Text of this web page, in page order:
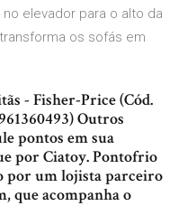
elevador para o alto da
os sofás em
- Fisher-Price (Cód.
Outros
pontos em sua
por Ciatoy. Pontofrio
por um lojista parceiro
que acompanha o